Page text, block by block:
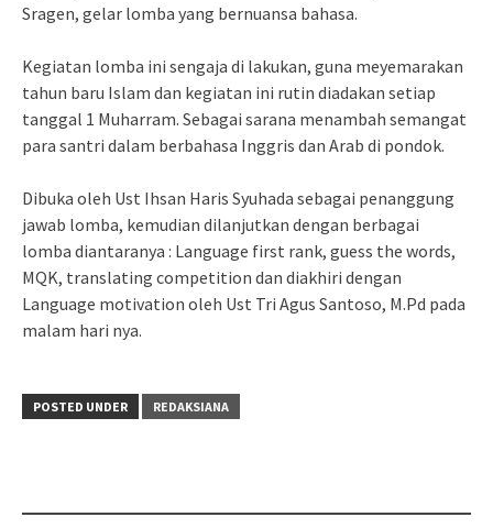
Sragen, gelar lomba yang bernuansa bahasa.
Kegiatan lomba ini sengaja di lakukan, guna meyemarakan
tahun baru Islam dan kegiatan ini rutin diadakan setiap
tanggal 1 Muharram. Sebagai sarana menambah semangat
para santri dalam berbahasa Inggris dan Arab di pondok.
Dibuka oleh Ust Ihsan Haris Syuhada sebagai penanggung
jawab lomba, kemudian dilanjutkan dengan berbagai
lomba diantaranya : Language first rank, guess the words,
MQK, translating competition dan diakhiri dengan
Language motivation oleh Ust Tri Agus Santoso, M.Pd pada
malam hari nya.
POSTED UNDER REDAKSIANA